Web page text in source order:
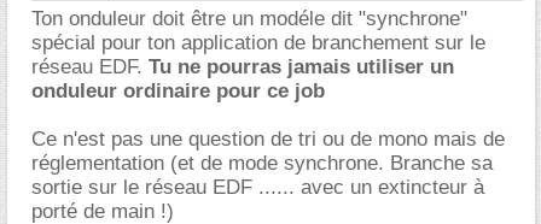
Ton onduleur doit être un modéle dit "synchrone"
spécial pour ton application de branchement sur le
réseau EDF. Tu ne pourras jamais utiliser un
onduleur ordinaire pour ce job
Ce n'est pas une question de tri ou de mono mais de
réglementation (et de mode synchrone. Branche sa
sortie sur le réseau EDF ...... avec un extincteur à
porté de main !)